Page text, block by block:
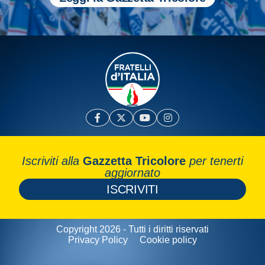
Iscriviti alla Gazzetta Tricolore per tenerti
aggiornato
ISCRIVITI
Copyright 2026 - Tutti i diritti riservati
Privacy Policy
Cookie policy